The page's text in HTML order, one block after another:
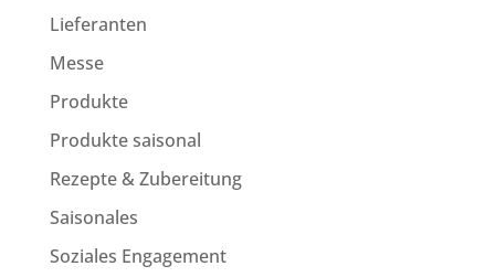
Lieferanten
Messe
Produkte
Produkte saisonal
Rezepte & Zubereitung
Saisonales
Soziales Engagement